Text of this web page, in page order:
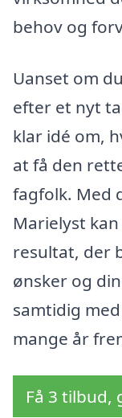
behov og
Uanset om
efter et nyt
klar idé om,
at få den
fagfolk. Med
Marielyst
resultat, der
ønsker og
samtidig
mange år
Få 3